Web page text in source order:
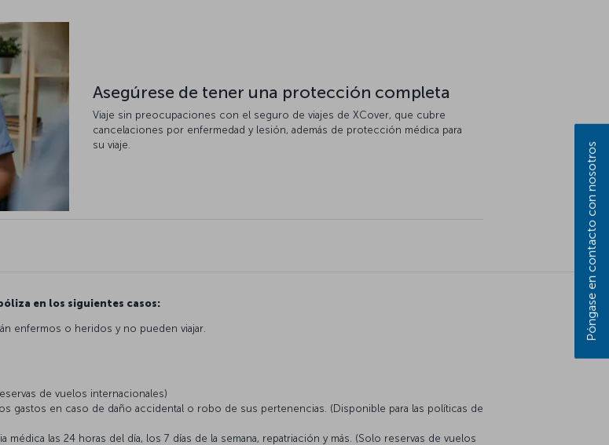
Asegúrese de tener una protección completa
Viaje sin preocupaciones con el seguro de viajes de XCover, que cubre
cancelaciones por enfermedad y lesión, además de protección médica para
su viaje.
en los siguientes casos:
enfermos o heridos y no pueden viajar.
de vuelos internacionales)
gastos en caso de daño accidental o robo de sus pertenencias. (Disponible para las políticas de
médica las 24 horas del día, los 7 días de la semana, repatriación y más. (Solo reservas de vuelos
Póngase en contacto con nosotros